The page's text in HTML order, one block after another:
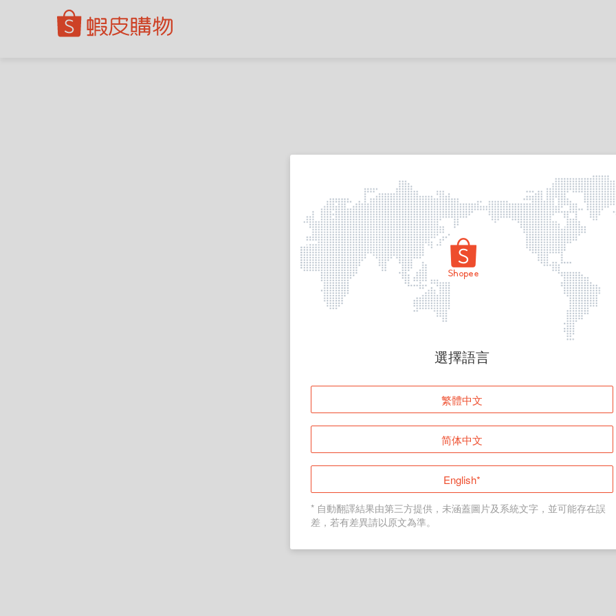
頁面無法顯示
登入
返回首頁
選擇語言
繁體中文
简体中文
English*
* 自動翻譯結果由第三方提供，未涵蓋圖片及系統文字，並可能存在誤
差，若有差異請以原文為準。